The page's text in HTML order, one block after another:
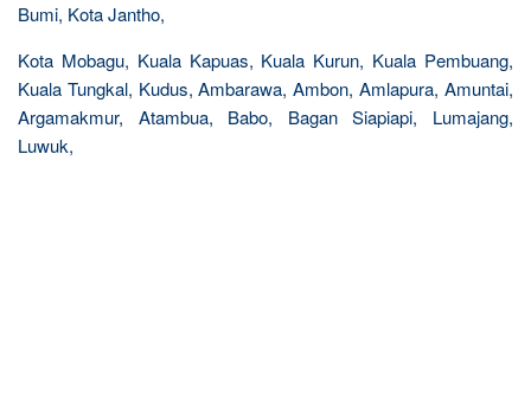
Bumi, Kota Jantho,
Kota Mobagu, Kuala Kapuas, Kuala Kurun, Kuala Pembuang,
Kuala Tungkal, Kudus, Ambarawa, Ambon, Amlapura, Amuntai,
Argamakmur, Atambua, Babo, Bagan Siapiapi, Lumajang,
Luwuk,